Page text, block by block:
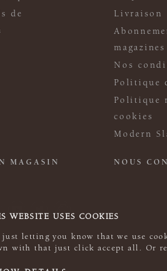
WEBSITE USES COOKIES
letting you know that we use
with that just click accept all. Or
de
Livraison
magazines
Nos
Politique
Politique
cookies
Modern
MAGASIN NOUS